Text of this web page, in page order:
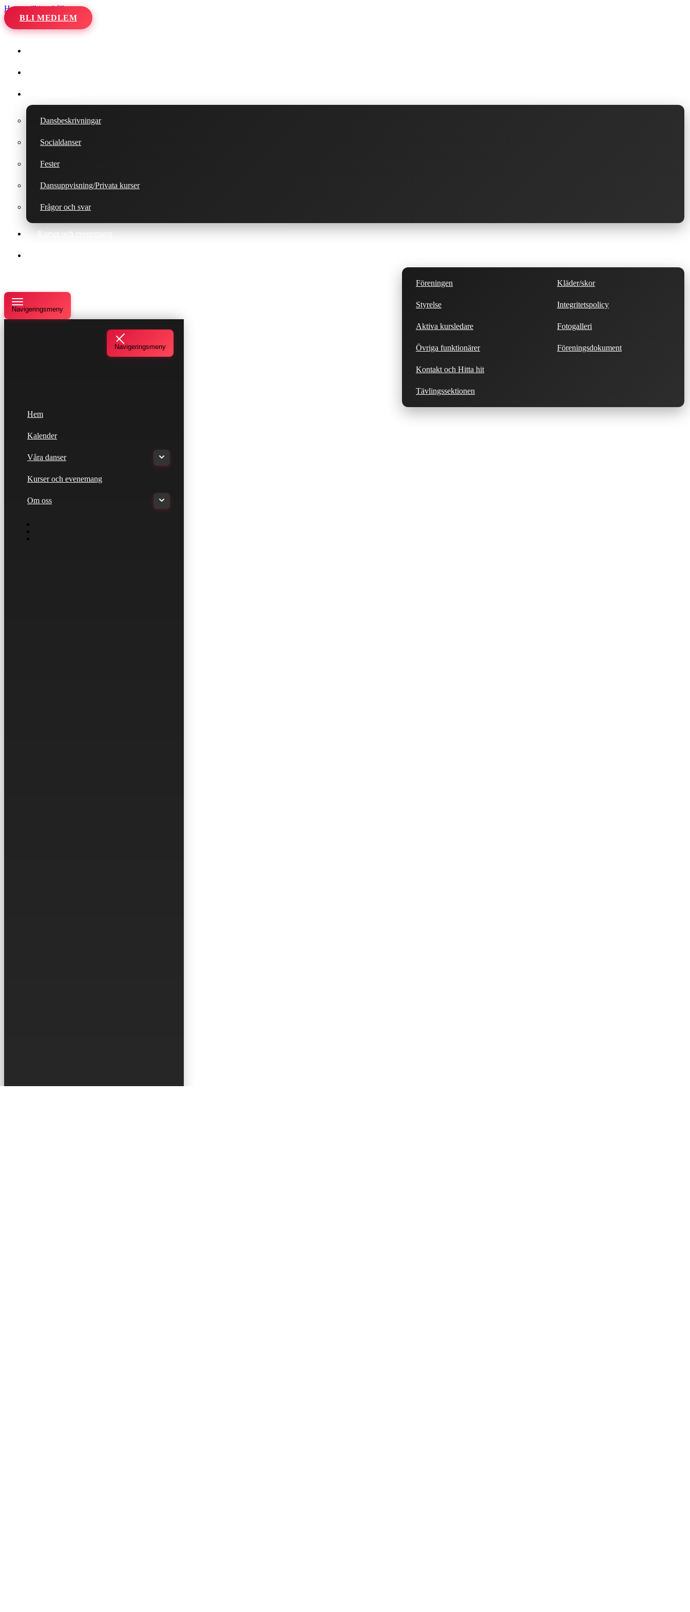
Hoppa till innehåll
BLI MEDLEM
Dansbeskrivningar
Socialdanser
Fester
Dansuppvisning/Privata kurser
Frågor och svar
Kurser och evenemang
Föreningen
Styrelse
Aktiva kursledare
Övriga funktionärer
Kontakt och Hitta hit
Tävlingssektionen
Kläder/skor
Integritetspolicy
Fotogalleri
Föreningsdokument
Navigeringsmeny
Navigeringsmeny
Hem
Kalender
Våra danser
Kurser och evenemang
Om oss